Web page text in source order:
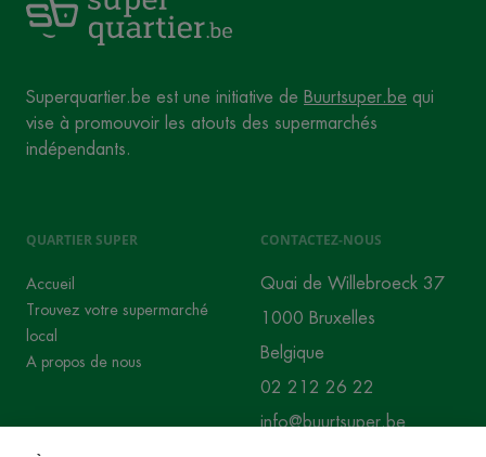
Superquartier.be est une initiative de Buurtsuper.be qui
vise à promouvoir les atouts des supermarchés
indépendants.
QUARTIER SUPER
Accueil
Trouvez votre supermarché
local
A propos de nous
CONTACTEZ-NOUS
Quai de Willebroeck 37
1000 Bruxelles
Belgique
02 212 26 22
info@buurtsuper.be